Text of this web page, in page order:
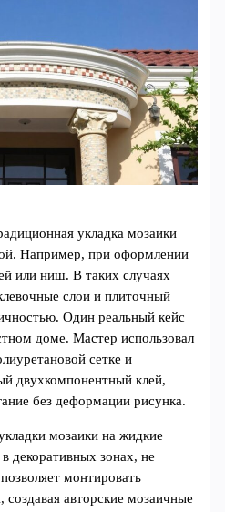
укладка мозаики
Например, при оформлении
или ниш. В таких случаях
слои и плиточный
Один реальный кейс
доме. Мастер использовал
сетке и
двухкомпонентный клей,
без деформации рисунка.
мозаики на жидкие
декоративных зонах, не
монтировать
создавая авторские мозаичные